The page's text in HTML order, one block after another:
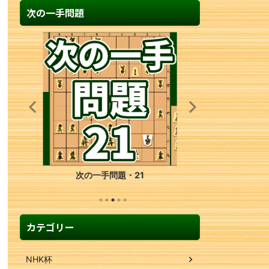
次の一手問題
次の一手問題・21
カテゴリー
NHK杯